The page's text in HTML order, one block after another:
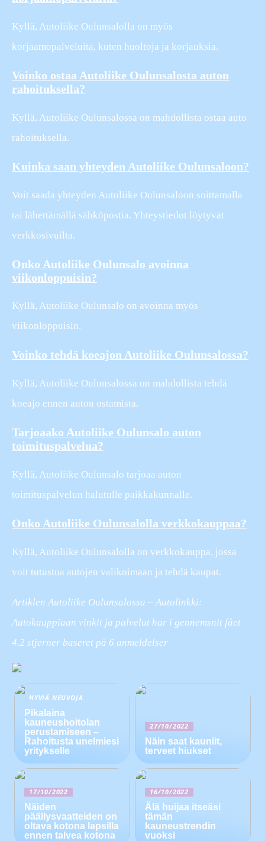
Kyllä, Autoliike Oulunsalolla on myös
korjaamopalveluita, kuten huoltoja ja korjauksia.
Voinko ostaa Autoliike Oulunsalosta auton
rahoituksella?
Kyllä, Autoliike Oulunsalossa on mahdollista ostaa auto
rahoituksella.
Kuinka saan yhteyden Autoliike Oulunsaloon?
Voit saada yhteyden Autoliike Oulunsaloon soittamalla
tai lähettämällä sähköpostia. Yhteystiedot löytyvät
verkkosivuilta.
Onko Autoliike Oulunsalo avoinna
viikonloppuisin?
Kyllä, Autoliike Oulunsalo on avoinna myös
viikonloppuisin.
Voinko tehdä koeajon Autoliike Oulunsalossa?
Kyllä, Autoliike Oulunsalossa on mahdollista tehdä
koeajo ennen auton ostamista.
Tarjoaako Autoliike Oulunsalo auton
toimituspalvelua?
Kyllä, Autoliike Oulunsalo tarjoaa auton
toimituspalvelun halutulle paikkakunnalle.
Onko Autoliike Oulunsalolla verkkokauppaa?
Kyllä, Autoliike Oulunsalolla on verkkokauppa, jossa
voit tutustua autojen valikoimaan ja tehdä kaupat.
Artiklen Autoliike Oulunsalossa – Autolinkki:
Autokauppiaan vinkit ja palvelut har i gennemsnit fået
4.2 stjerner baseret på 6 anmeldelser
HYVIÄ NEUVOJA
Pikalaina
kauneushoitolan
perustamiseen –
Rahoitusta unelmiesi
yritykselle
27/10/2022
Näin saat kauniit,
terveet hiukset
17/10/2022
Näiden
päällysvaatteiden on
oltava kotona lapsilla
ennen talvea kotona
16/10/2022
Älä huijaa itseäsi
tämän
kauneustrendin
vuoksi